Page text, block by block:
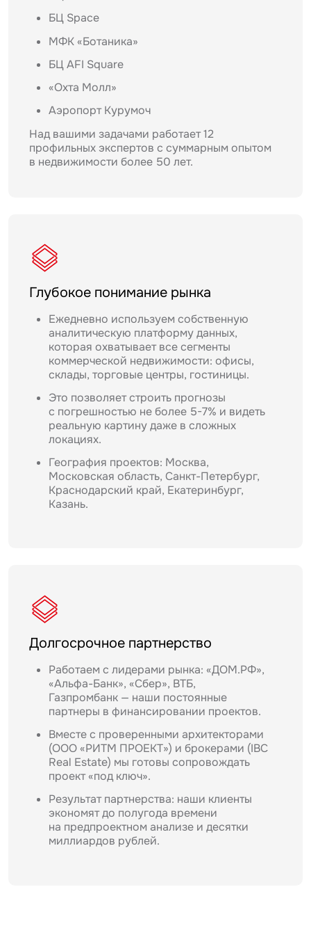
БЦ Space
МФК «Ботаника»
БЦ AFI Square
«Охта Молл»
Аэропорт Курумоч
Над вашими задачами работает 12
профильных экспертов с суммарным опытом
в недвижимости более 50 лет.
Глубокое понимание рынка
Ежедневно используем собственную
аналитическую платформу данных,
которая охватывает все сегменты
коммерческой недвижимости: офисы,
склады, торговые центры, гостиницы.
Это позволяет строить прогнозы
с погрешностью не более 5-7% и видеть
реальную картину даже в сложных
локациях.
География проектов: Москва,
Московская область, Санкт-Петербург,
Краснодарский край, Екатеринбург,
Казань.
Долгосрочное партнерство
Работаем с лидерами рынка: «ДОМ.РФ»,
«Альфа-Банк», «Сбер», ВТБ,
Газпромбанк — наши постоянные
партнеры в финансировании проектов.
Вместе с проверенными архитекторами
(ООО «РИТМ ПРОЕКТ») и брокерами (IBC
Real Estate) мы готовы сопровождать
проект «под ключ».
Результат партнерства: наши клиенты
экономят до полугода времени
на предпроектном анализе и десятки
миллиардов рублей.
Задайте свой вопрос